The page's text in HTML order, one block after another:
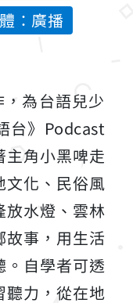
：廣播
，為台語兒少
台》Podcast
主角小黑啤走
文化、民俗風
放水燈、雲林
故事，用生活
。自學者可透
聽力，從在地